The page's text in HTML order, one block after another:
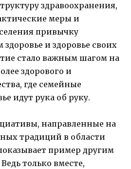
здравоохранения,
меры и
привычку
здоровье и здоровье своих
стало важным шагом на
здорового и
где семейные
идут рука об руку.
направленные на
традиций в области
пример другим
только вместе,